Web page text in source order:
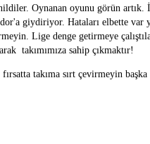
Oynanan oyunu görün
giydiriyor. Hataları elbette var
Lige denge getirmeye
takımımıza sahip çıkmaktır!
takıma sırt çevirmeyin